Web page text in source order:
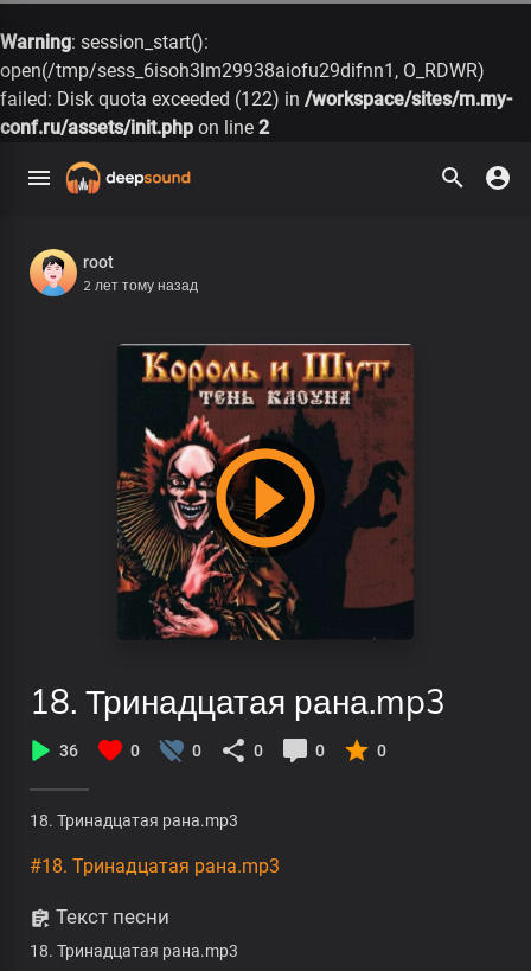
Warning: session_start():
open(/tmp/sess_6isoh3lm29938aiofu29difnn1, O_RDWR)
failed: Disk quota exceeded (122) in /workspace/sites/m.my-
conf.ru/assets/init.php on line 2
root
2 лет тому назад
18. Тринадцатая рана.mp3
36 0 0 0 0 0
18. Тринадцатая рана.mp3
#18. Тринадцатая рана.mp3
Текст песни
18. Тринадцатая рана.mp3